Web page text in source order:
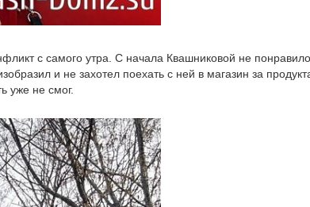
с самого утра. С начала Квашниковой не
и не захотел поехать с ней в магазин за
уже не смог.